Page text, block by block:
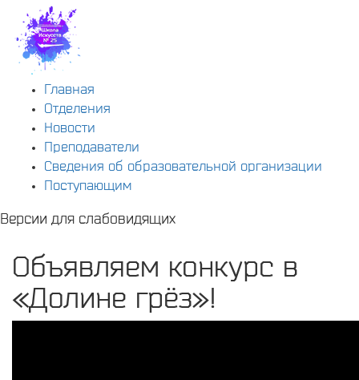
Главная
Отделения
Новости
Преподаватели
Сведения об образовательной организации
Поступающим
Версии для слабовидящих
Объявляем конкурс в
«Долине грёз»!